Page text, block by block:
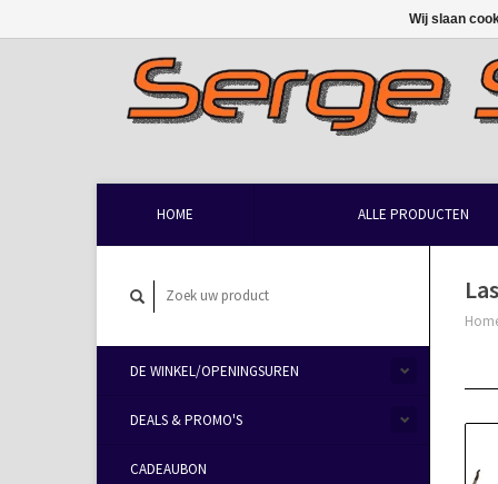
HOME ALLE PRODUCTEN
DE WINKEL/OPENINGSUREN
DEALS & PROMO'S
CADEAUBON
Wij slaan